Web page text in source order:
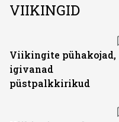
VIIKINGID
Viikingite pühakojad,
igivanad
püstpalkkirikud